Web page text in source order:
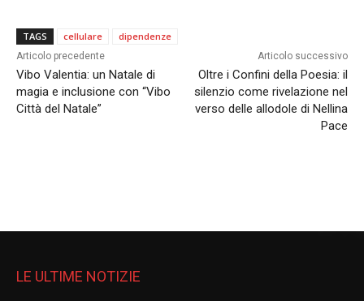
TAGS cellulare dipendenze
Articolo precedente
Vibo Valentia: un Natale di
magia e inclusione con “Vibo
Città del Natale”
Articolo successivo
Oltre i Confini della Poesia: il
silenzio come rivelazione nel
verso delle allodole di Nellina
Pace
LE ULTIME NOTIZIE